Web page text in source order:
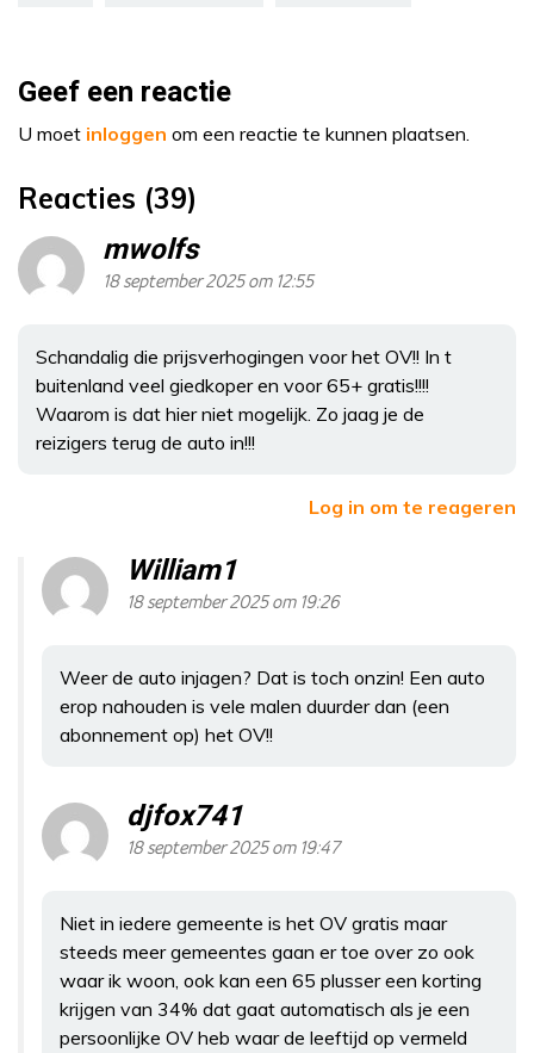
Geef een reactie
U moet inloggen om een reactie te kunnen plaatsen.
Reacties (39)
mwolfs
18 september 2025 om 12:55
Schandalig die prijsverhogingen voor het OV!! In t
buitenland veel giedkoper en voor 65+ gratis!!!!
Waarom is dat hier niet mogelijk. Zo jaag je de
reizigers terug de auto in!!!
Log in om te reageren
William1
18 september 2025 om 19:26
Weer de auto injagen? Dat is toch onzin! Een auto
erop nahouden is vele malen duurder dan (een
abonnement op) het OV!!
djfox741
18 september 2025 om 19:47
Niet in iedere gemeente is het OV gratis maar
steeds meer gemeentes gaan er toe over zo ook
waar ik woon, ook kan een 65 plusser een korting
krijgen van 34% dat gaat automatisch als je een
persoonlijke OV heb waar de leeftijd op vermeld